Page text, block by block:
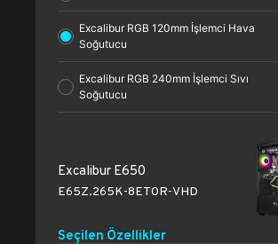
Excalibur RGB 120mm İşlemci Hava
Soğutucu
Excalibur RGB 240mm İşlemci Sıvı
Soğutucu
Excalibur E650
E65Z.265K-8ET0R-VHD
Seçilen Özellikler